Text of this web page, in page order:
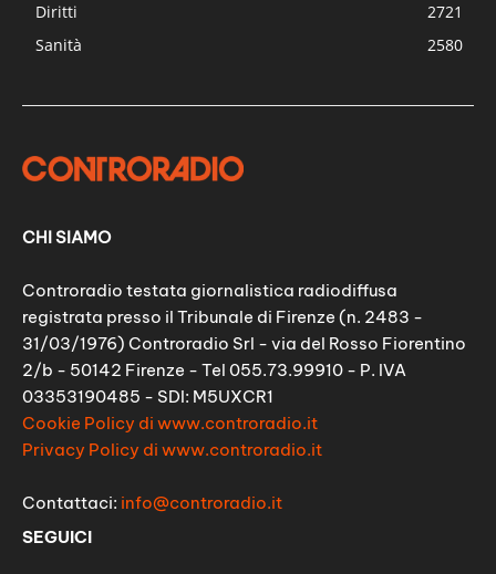
Diritti
2721
Sanità
2580
CHI SIAMO
Controradio testata giornalistica radiodiffusa
registrata presso il Tribunale di Firenze (n. 2483 -
31/03/1976) Controradio Srl - via del Rosso Fiorentino
2/b - 50142 Firenze - Tel 055.73.99910 - P. IVA
03353190485 - SDI: M5UXCR1
Cookie Policy di www.controradio.it
Privacy Policy di www.controradio.it
Contattaci: info@controradio.it
SEGUICI